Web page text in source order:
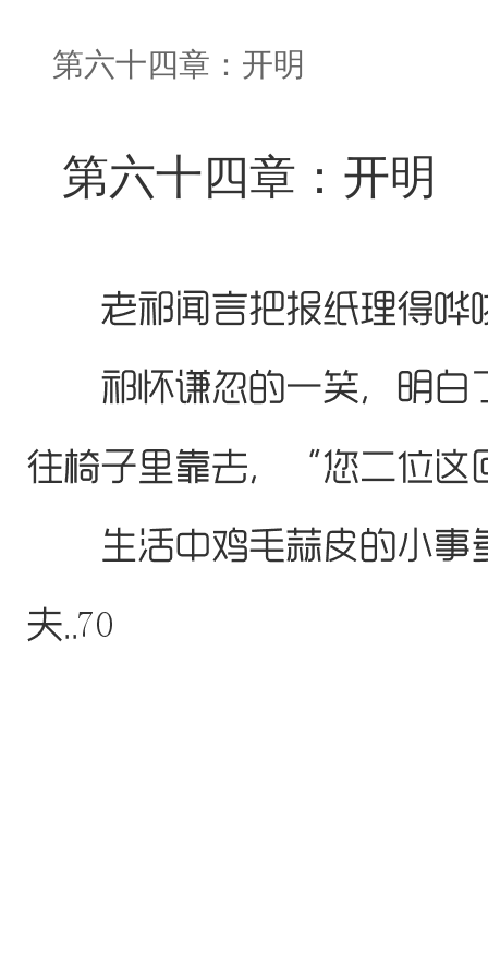
第六十四章：开明
第六十四章：开明